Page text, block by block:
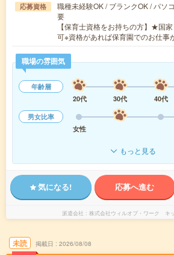
応募資格
職種未経験OK / ブランクOK / パソ
要
【保育士資格をお持ちの方】★国
可※資格があれば保育園でのお仕
職場の雰囲気
年齢層
20代
30代 40代
男女比率
女性
もっと見る
気になる! 応募へ進む
派遣会社 株式会社ウィルオブ・ワーク キ
未読 掲載日 2026/08/08